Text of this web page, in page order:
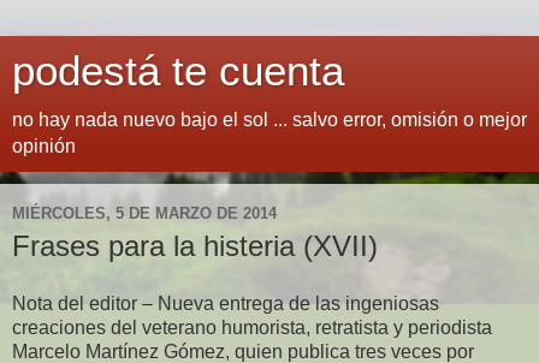
podestá te cuenta
no hay nada nuevo bajo el sol ... salvo error, omisión o mejor
opinión
MIÉRCOLES, 5 DE MARZO DE 2014
Frases para la histeria (XVII)
Nota del editor – Nueva entrega de las ingeniosas
creaciones del veterano humorista, retratista y periodista
Marcelo Martínez Gómez, quien publica tres veces por